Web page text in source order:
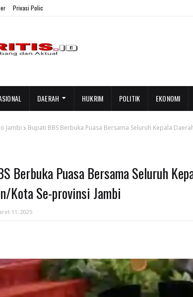
Privasi Polic
DAERAH HUKRIM POLITIK EKONOMI
Jambi
Bupati BBS Berbuka Puasa Bersama Seluruh Kepala
Berbuka Puasa Bersama Seluruh
Kota Se-provinsi Jambi
11, 2025